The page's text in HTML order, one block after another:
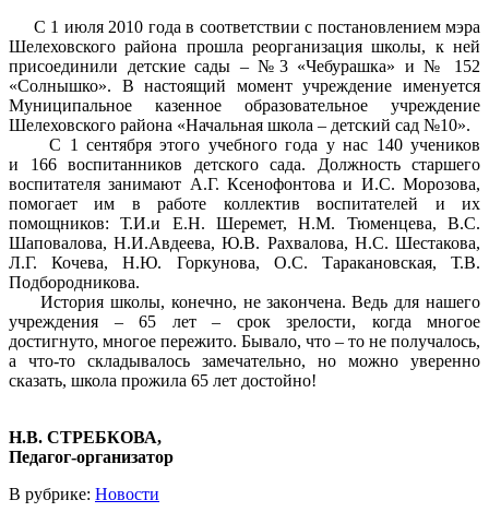
С 1 июля 2010 года в соответствии с постановлением мэра
Шелеховского района прошла реорганизация школы, к ней
присоединили детские сады – №3 «Чебурашка» и № 152
«Солнышко». В настоящий момент учреждение именуется
Муниципальное казенное образовательное учреждение
Шелеховского района «Начальная школа – детский сад №10».
С 1 сентября этого учебного года у нас 140 учеников
и 166 воспитанников детского сада. Должность старшего
воспитателя занимают А.Г. Ксенофонтова и И.С. Морозова,
помогает им в работе коллектив воспитателей и их
помощников: Т.И.и Е.Н. Шеремет, Н.М. Тюменцева, В.С.
Шаповалова, Н.И.Авдеева, Ю.В. Рахвалова, Н.С. Шестакова,
Л.Г. Кочева, Н.Ю. Горкунова, О.С. Таракановская, Т.В.
Подбородникова.
История школы, конечно, не закончена. Ведь для нашего
учреждения – 65 лет – срок зрелости, когда многое
достигнуто, многое пережито. Бывало, что – то не получалось,
а что-то складывалось замечательно, но можно уверенно
сказать, школа прожила 65 лет достойно!
Н.В. СТРЕБКОВА,
Педагог-организатор
В рубрике: Новости